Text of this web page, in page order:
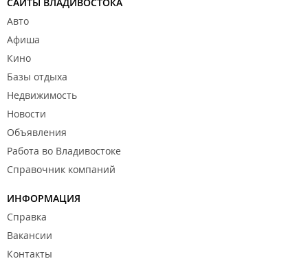
Авто
Афиша
Кино
Базы отдыха
Недвижимость
Новости
Объявления
Работа во Владивостоке
Справочник компаний
ИНФОРМАЦИЯ
Справка
Вакансии
Контакты